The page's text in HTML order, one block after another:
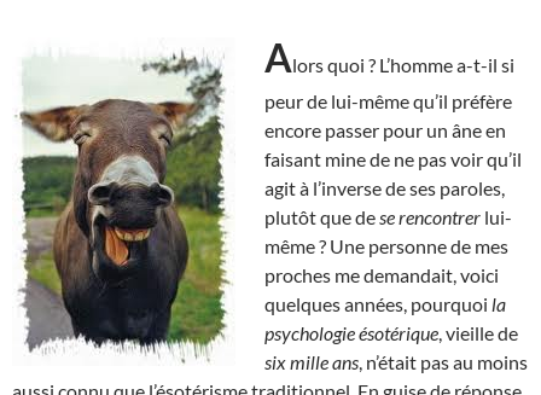
Alors quoi ? L’homme a-t-il si
peur de lui-même qu’il préfère
encore passer pour un âne en
faisant mine de ne pas voir qu’il
agit à l’inverse de ses paroles,
plutôt que de se rencontrer lui-
même ? Une personne de mes
proches me demandait, voici
quelques années, pourquoi la
psychologie ésotérique , vieille de
six mille ans , n’était pas au moins
aussi connu que l’ésotérisme traditionnel. En guise de réponse,